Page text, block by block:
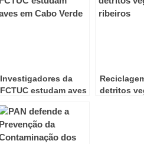
Investigadores da
FCTUC estudam aves
detritos